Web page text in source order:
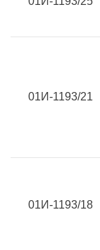
01И-1193/21
01И-1193/18